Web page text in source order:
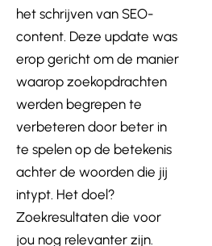
het schrijven van SEO-
content. Deze update was
erop gericht om de manier
waarop zoekopdrachten
werden begrepen te
verbeteren door beter in
te spelen op de betekenis
achter de woorden die jij
intypt. Het doel?
Zoekresultaten die voor
jou nog relevanter zijn.